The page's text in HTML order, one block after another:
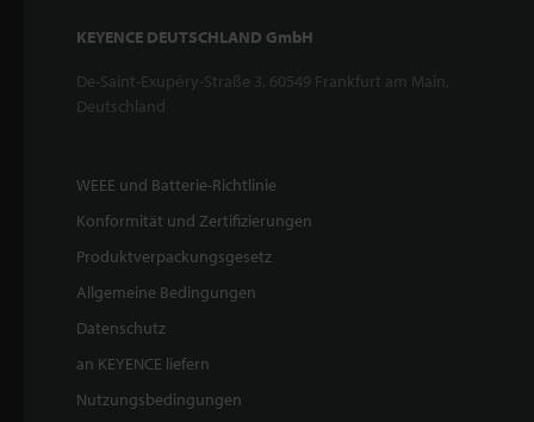
KEYENCE DEUTSCHLAND GmbH
De-Saint-Exupéry-Straße 3, 60549 Frankfurt am Main,
Deutschland
WEEE und Batterie-Richtlinie
Konformität und Zertifizierungen
Produktverpackungsgesetz
Allgemeine Bedingungen
Datenschutz
an KEYENCE liefern
Nutzungsbedingungen